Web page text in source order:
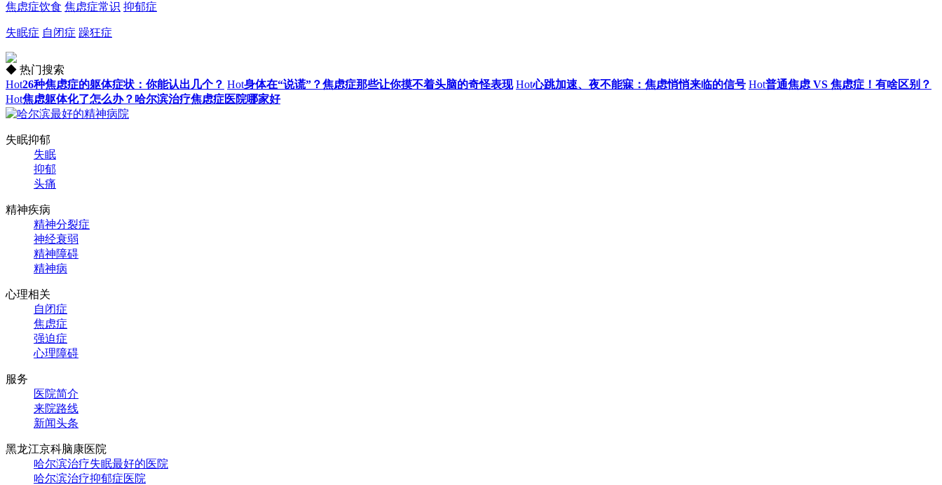
焦虑症饮食 焦虑症常识 抑郁症
失眠症 自闭症 躁狂症
◆ 热门搜索
Hot26种焦虑症的躯体症状：你能认出几个？ Hot身体在“说谎”？焦虑症那些让你摸不着头脑的奇怪表现 Hot心跳加速、夜不能寐：焦虑悄悄来临的信号 Hot普通焦虑 VS 焦虑症！有啥区别？
Hot焦虑躯体化了怎么办？哈尔滨治疗焦虑症医院哪家好
失眠抑郁
失眠
抑郁
头痛
精神疾病
精神分裂症
神经衰弱
精神障碍
精神病
心理相关
自闭症
焦虑症
强迫症
心理障碍
服务
医院简介
来院路线
新闻头条
黑龙江京科脑康医院
哈尔滨治疗失眠最好的医院
哈尔滨治疗抑郁症医院